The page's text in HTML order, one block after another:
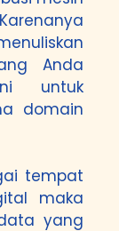
Anda
untuk
domain
tempat
maka
yang